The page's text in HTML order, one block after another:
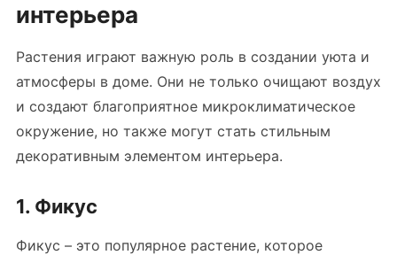
интерьера
Растения играют важную роль в создании уюта и
атмосферы в доме. Они не только очищают воздух
и создают благоприятное микроклиматическое
окружение, но также могут стать стильным
декоративным элементом интерьера.
1. Фикус
Фикус – это популярное растение, которое